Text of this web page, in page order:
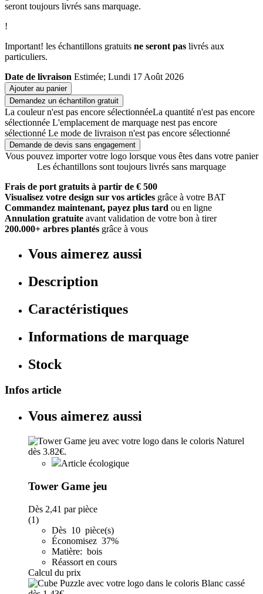
seront toujours livrés sans marquage.
!
Important! les échantillons gratuits ne seront pas livrés aux
particuliers.
Date de livraison Estimée; Lundi 17 Août 2026
Ajouter au panier
Demandez un échantillon gratuit
La couleur n'est pas encore sélectionnéeLa quantité n'est pas encore
sélectionnée L'emplacement de marquage nest pas encore
sélectionné Le mode de livraison n'est pas encore sélectionné
Demande de devis sans engagement
Vous pouvez importer votre logo lorsque vous êtes dans votre panier
Les échantillons sont toujours livrés sans marquage
Frais de port gratuits à partir de € 500
Visualisez votre design sur vos articles grâce à votre BAT
Commandez maintenant, payez plus tard ou en ligne
Annulation gratuite avant validation de votre bon à tirer
200.000+ arbres plantés grâce à vous
Vous aimerez aussi
Description
Caractéristiques
Informations de marquage
Stock
Infos article
Vous aimerez aussi
Article écologique
Tower Game jeu
Dès 2,41 par pièce
(1)
Dès 10 pièce(s)
Économisez 37%
Matière: bois
Réassort en cours
Calcul du prix